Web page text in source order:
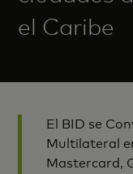
el Caribe
El BID se
Multilateral
Mastercard,